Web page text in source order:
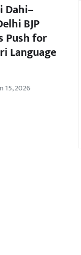
Dahi–
BJP
Push for
Language
15, 2026